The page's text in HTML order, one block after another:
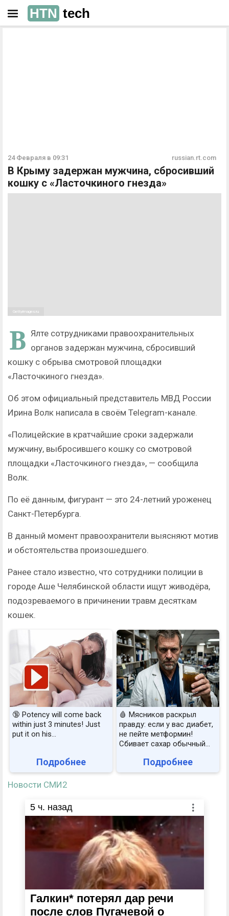
HTN tech
24 Февраля в 09:31 russian.rt.com
В Крыму задержан мужчина, сбросивший
кошку с «Ласточкиного гнезда»
Gettyimages.ru
В Ялте сотрудниками правоохранительных
органов задержан мужчина, сбросивший
кошку с обрыва смотровой площадки
«Ласточкиного гнезда».
Об этом официальный представитель МВД России
Ирина Волк написала в своём Telegram-канале.
«Полицейские в кратчайшие сроки задержали
мужчину, выбросившего кошку со смотровой
площадки «Ласточкиного гнезда», — сообщила
Волк.
По её данным, фигурант — это 24-летний уроженец
Санкт-Петербурга.
В данный момент правоохранители выясняют мотив
и обстоятельства произошедшего.
Ранее стало известно, что сотрудники полиции в
городе Аше Челябинской области ищут живодёра,
подозреваемого в причинении травм десяткам
кошек.
🔞 Potency will come back
within just 3 minutes! Just
put it on his…
Подробнее
🩸 Мясников раскрыл
правду: если у вас диабет,
не пейте метформин!
Сбивает сахар обычный...
Подробнее
Новости СМИ2
5 ч. назад
Галкин* потерял дар речи
после слов Пугачевой о